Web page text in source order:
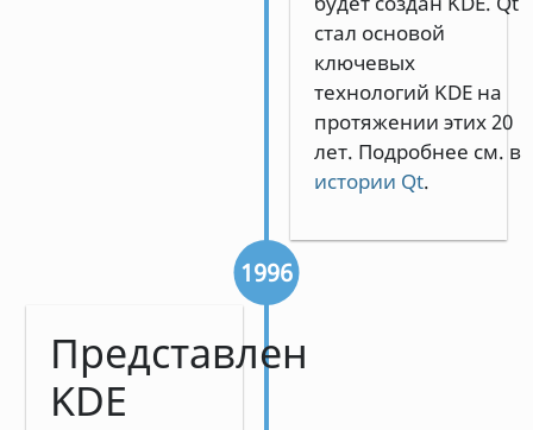
стал основой
ключевых
технологий KDE на
протяжении этих 20
лет. Подробнее см. в
истории Qt.
1996
Представлен
KDE